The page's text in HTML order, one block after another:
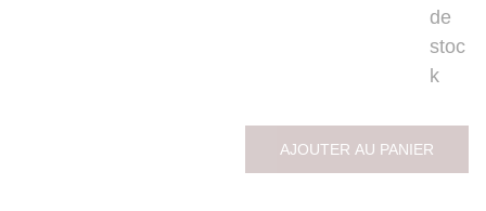
de
stoc
k
AJOUTER AU PANIER